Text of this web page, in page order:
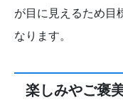
が目に見えるため目
なります。
楽しみやご褒